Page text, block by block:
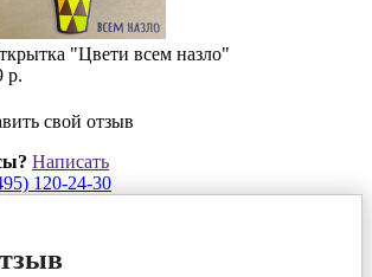
"Цвети всем назло"
р.
свой отзыв
Написать
120-24-30